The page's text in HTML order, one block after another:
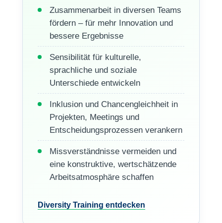
Zusammenarbeit in diversen Teams
fördern – für mehr Innovation und
bessere Ergebnisse
Sensibilität für kulturelle,
sprachliche und soziale
Unterschiede entwickeln
Inklusion und Chancengleichheit in
Projekten, Meetings und
Entscheidungsprozessen verankern
Missverständnisse vermeiden und
eine konstruktive, wertschätzende
Arbeitsatmosphäre schaffen
Diversity Training entdecken